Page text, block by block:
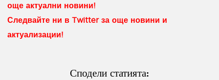
още актуални новини!
Следвайте ни в Twitter за още новини и
актуализации!
Сподели статията: